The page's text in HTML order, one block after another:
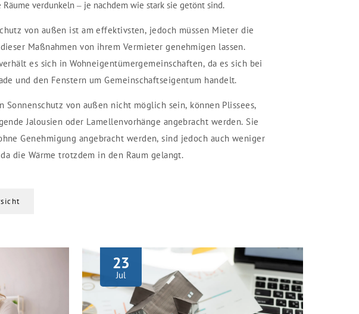
Räume verdunkeln – je nachdem wie stark sie getönt sind.
von außen ist am effektivsten, jedoch müssen Mieter die
Maßnahmen von ihrem Vermieter genehmigen lassen.
es sich in Wohneigentümergemeinschaften, da es sich bei
und den Fenstern um Gemeinschaftseigentum handelt.
Sonnenschutz von außen nicht möglich sein, können Plissees,
Jalousien oder Lamellenvorhänge angebracht werden. Sie
Genehmigung angebracht werden, sind jedoch auch weniger
die Wärme trotzdem in den Raum gelangt.
23
Jul